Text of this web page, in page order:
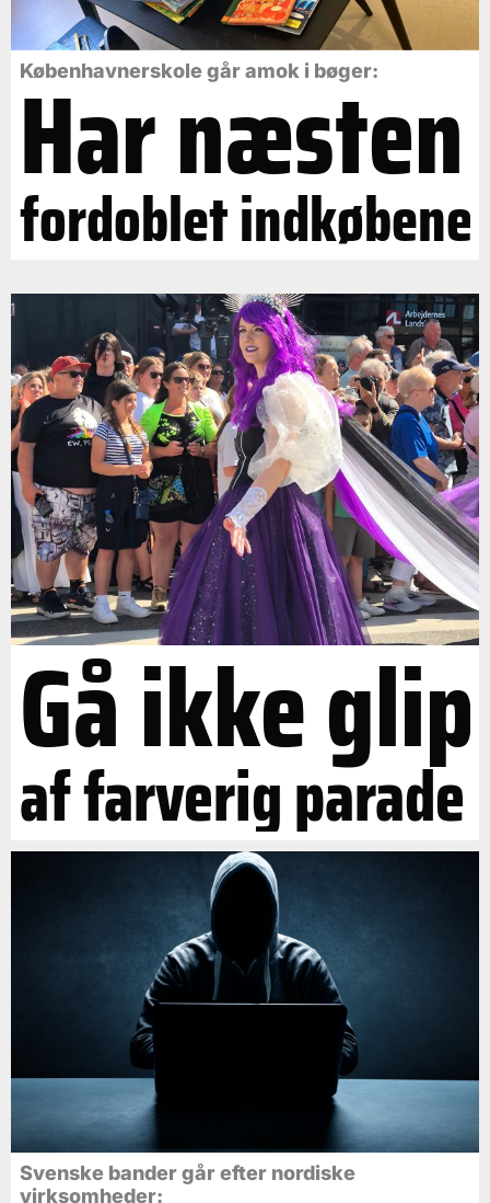
Københavnerskole går amok i bøger:
Har næsten
fordoblet indkøbene
Gå ikke glip
af farverig parade
Svenske bander går efter nordiske
virksomheder: